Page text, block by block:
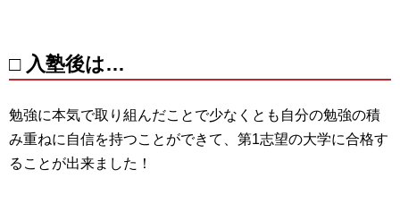
□ 入塾後は…
勉強に本気で取り組んだことで少なくとも自分の勉強の積
み重ねに自信を持つことができて、第1志望の大学に合格す
ることが出来ました！